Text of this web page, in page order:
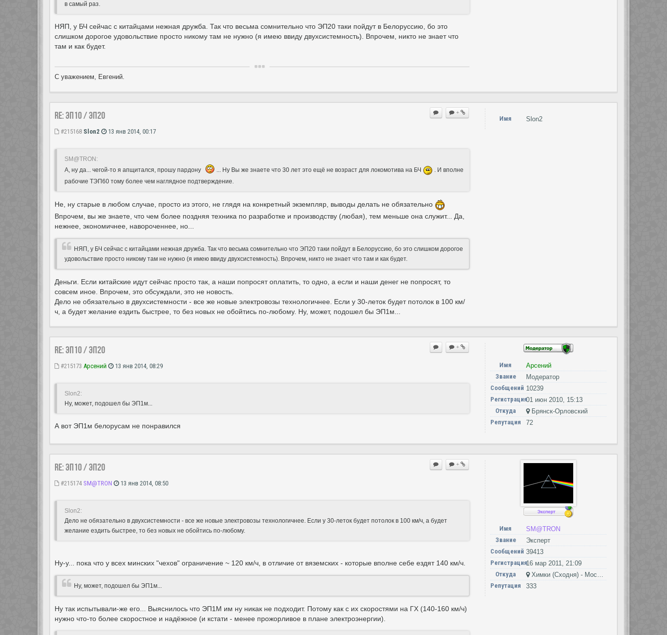
в самый раз.
НЯП, у БЧ сейчас с китайцами нежная дружба. Так что весьма сомнительно что ЭП20 таки пойдут в Белоруссию, бо это
слишком дорогое удовольствие просто никому там не нужно (я имею ввиду двухсистемность). Впрочем, никто не знает что
там и как будет.
С уважением, Евгений.
+
Re: ЭП10 / ЭП20
#215168 Slon2 13 янв 2014, 00:17
SM@TRON:
А, ну да... чегой-то я апщитался, прошу пардону
... Ну Вы же знаете что 30 лет это ещё не возраст для локомотива на БЧ
. И вполне
рабочие ТЭП60 тому более чем наглядное подтверждение.
Не, ну старые в любом случае, просто из этого, не глядя на конкретный экземпляр, выводы делать не обязательно
Впрочем, вы же знаете, что чем более поздняя техника по разработке и производству (любая), тем меньше она служит... Да,
нежнее, экономичнее, навороченнее, но...
НЯП, у БЧ сейчас с китайцами нежная дружба. Так что весьма сомнительно что ЭП20 таки пойдут в Белоруссию, бо это слишком дорогое
удовольствие просто никому там не нужно (я имею ввиду двухсистемность). Впрочем, никто не знает что там и как будет.
Деньги. Если китайские идут сейчас просто так, а наши попросят оплатить, то одно, а если и наши денег не попросят, то
совсем иное. Впрочем, это обсуждали, это не новость.
Дело не обязательно в двухсистемности - все же новые электровозы технологичнее. Если у 30-леток будет потолок в 100 км/
ч, а будет желание ездить быстрее, то без новых не обойтись по-любому. Ну, может, подошел бы ЭП1м...
Имя Slon2
+
Re: ЭП10 / ЭП20
#215173 Арсений 13 янв 2014, 08:29
Slon2:
Ну, может, подошел бы ЭП1м...
А вот ЭП1м белорусам не понравился
Имя
Арсений
Звание
Модератор
Сообщений 10239
Регистрация01 июн 2010, 15:13
Откуда
Брянск-Орловский
Репутация
72
+
Re: ЭП10 / ЭП20
#215174 SM@TRON 13 янв 2014, 08:50
Slon2:
Дело не обязательно в двухсистемности - все же новые электровозы технологичнее. Если у 30-леток будет потолок в 100 км/ч, а будет
желание ездить быстрее, то без новых не обойтись по-любому.
Ну-у... пока что у всех минских "чехов" ограничение ~ 120 км/ч, в отличие от вяземских - которые вполне себе ездят 140 км/ч.
Ну, может, подошел бы ЭП1м...
Ну так испытывали-же его... Выяснилось что ЭП1М им ну никак не подходит. Потому как с их скоростями на ГХ (140-160 км/ч)
нужно что-то более скоростное и надёжное (и кстати - менее прожорливое в плане электроэнергии).
Имя
SM@TRON
Звание
Эксперт
Сообщений 39413
Регистрация16 мар 2011, 21:09
Откуда
Химки (Сходня) - Москва - Петушки
Репутация
333